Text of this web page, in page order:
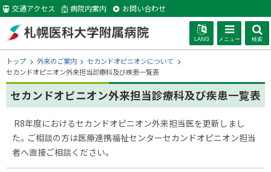
本
へ
交通アクセス 病院内案内 お問い合わせ
札幌医科大学附
属病院
LANG メニュー 検索
現
在
位
置
の
階
層
トップ 外来のご案内
セカンドオピニオンについて
セカンドオピニオン外来担当診療科及び疾患一覧表
セカンドオピニオン外来担当診療科及び疾患一覧表
R8年度におけるセカンドオピニオン外来担当医を更新しまし
た。ご相談の方は医療連携福祉センターセカンドオピニオン担当
者へ直接ご相談ください。